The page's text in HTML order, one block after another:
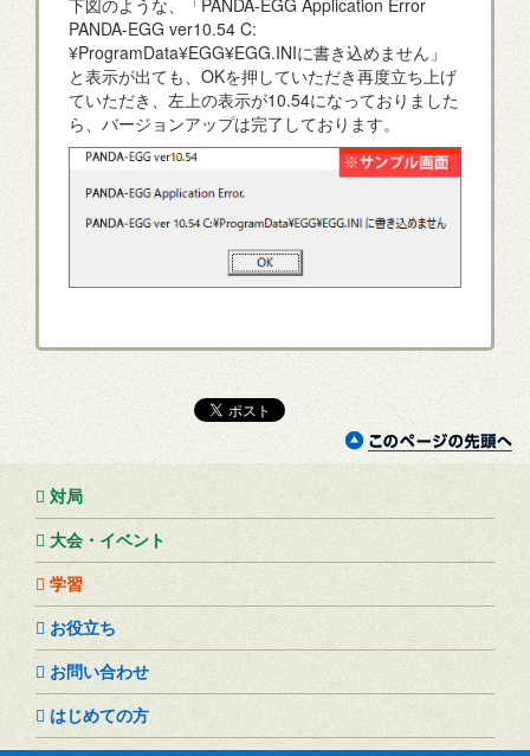
下図のような、「PANDA-EGG Application Error
PANDA-EGG ver10.54 C:
¥ProgramData¥EGG¥EGG.INIに書き込めません」
と表示が出ても、OKを押していただき再度立ち上げ
ていただき、左上の表示が10.54になっておりました
ら、バージョンアップは完了しております。
対局
大会・イベント
学習
お役立ち
お問い合わせ
はじめての方